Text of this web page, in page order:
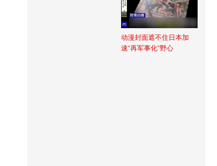
动漫封面遮不住日本加
速“再军事化”野心